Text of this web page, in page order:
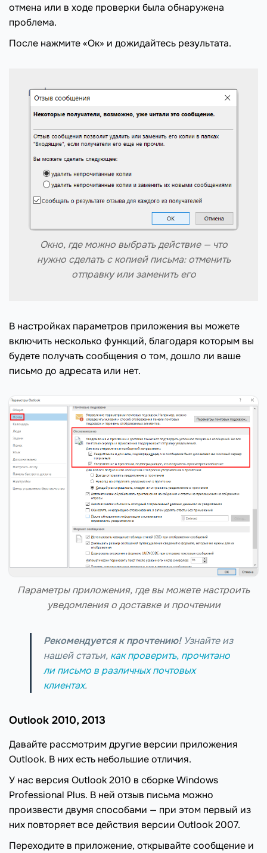
отмена или в ходе проверки была обнаружена
проблема.
После нажмите «Ок» и дожидайтесь результата.
Окно, где можно выбрать действие — что
нужно сделать с копией письма: отменить
отправку или заменить его
В настройках параметров приложения вы можете
включить несколько функций, благодаря которым вы
будете получать сообщения о том, дошло ли ваше
письмо до адресата или нет.
Параметры приложения, где вы можете настроить
уведомления о доставке и прочтении
Рекомендуется к прочтению! Узнайте из
нашей статьи, как проверить, прочитано
ли письмо в различных почтовых
клиентах.
Outlook 2010, 2013
Давайте рассмотрим другие версии приложения
Outlook. В них есть небольшие отличия.
У нас версия Outlook 2010 в сборке Windows
Professional Plus. В ней отзыв письма можно
произвести двумя способами — при этом первый из
них повторяет все действия версии Outlook 2007.
Переходите в приложение, открывайте сообщение и